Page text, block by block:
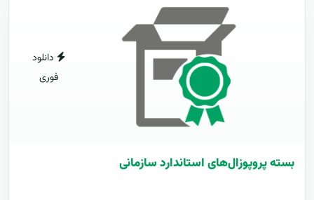
دانلود
فوری
بسته پروپوزال‌های استاندارد سازمانی